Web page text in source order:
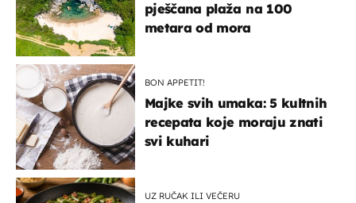
pješčana plaža na 100
metara od mora
BON APPETIT!
Majke svih umaka: 5 kultnih
recepata koje moraju znati
svi kuhari
UZ RUČAK ILI VEČERU